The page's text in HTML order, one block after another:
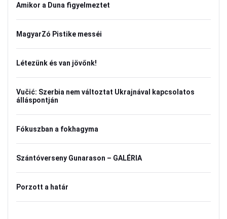
Amikor a Duna figyelmeztet
MagyarZó Pistike messéi
Létezünk és van jövőnk!
Vučić: Szerbia nem változtat Ukrajnával kapcsolatos
álláspontján
Fókuszban a fokhagyma
Szántóverseny Gunarason – GALÉRIA
Porzott a határ